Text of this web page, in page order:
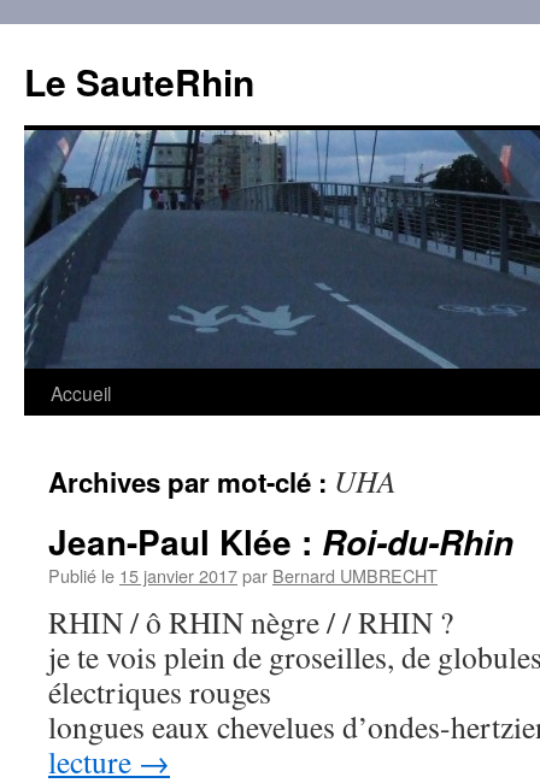
contenu
Le SauteRhin
Accueil
Archives par mot-clé : UHA
Jean-Paul Klée : Roi-du-Rhin
Publié le 15 janvier 2017par Bernard UMBRECHT
RHIN / ô RHIN nègre / / RHIN ?
je te vois plein de groseilles, de
électriques rouges
longues eaux chevelues d’ondes-
lecture →